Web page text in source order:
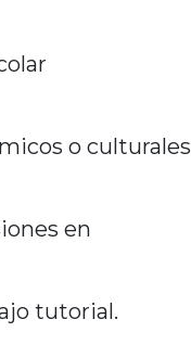
o culturales
en
tutorial.